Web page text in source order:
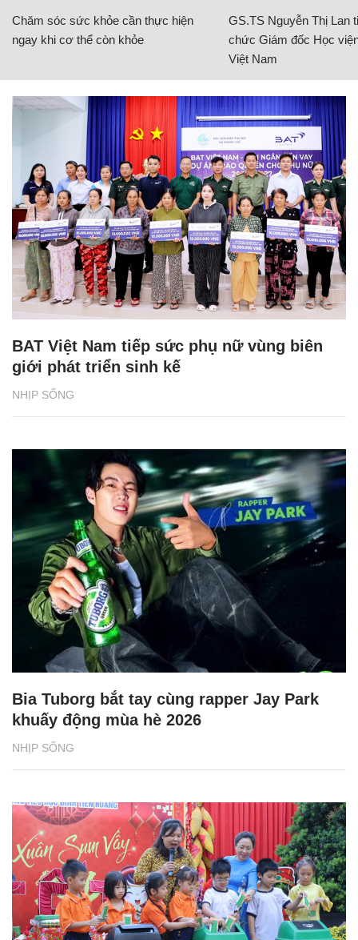
Chăm sóc sức khỏe cần thực hiện
ngay khi cơ thể còn khỏe
GS.TS Nguyễn Thị Lan
chức Giám đốc Học
Việt Nam
NHỊP SỐNG
BAT Việt Nam tiếp sức phụ nữ vùng biên
giới phát triển sinh kế
NHỊP SỐNG
Bia Tuborg bắt tay cùng rapper Jay Park
khuấy động mùa hè 2026